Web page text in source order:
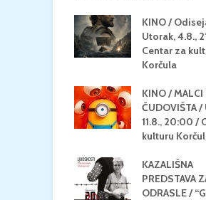
KINO /
Utorak, 4.8.,
Centar za
Korčula
KINO / MALCI
ČUDOVIŠTA
11.8., 20:00 /
kulturu
KAZALIŠNA
PREDSTAVA
ODRASLE /